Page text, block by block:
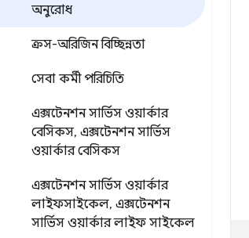
অনুরোধ
ক্রস-অরিজিন বিচ্ছিন্নতা
সেবা কর্মী পরিচিতি
এক্সটেনশন সার্ভিস ওয়ার্কার
বেসিকস, এক্সটেনশন সার্ভিস
ওয়ার্কার বেসিকস
এক্সটেনশন সার্ভিস ওয়ার্কার
লাইফসাইকেল, এক্সটেনশন
সার্ভিস ওয়ার্কার লাইফ সাইকেল